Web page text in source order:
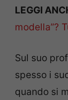
LEGGI
modella”?
Sul suo
spesso i
quando si